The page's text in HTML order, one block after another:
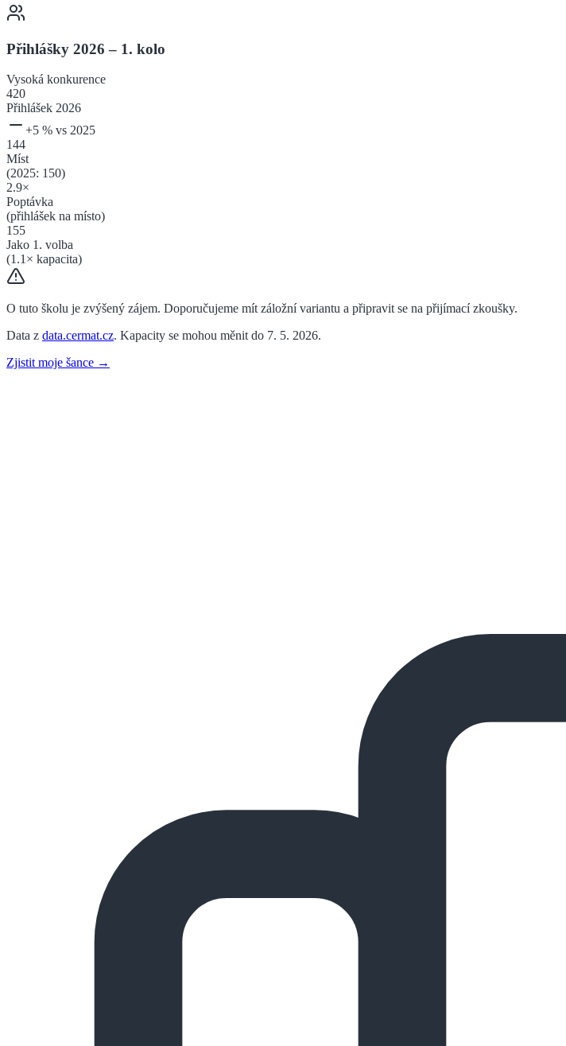
Přihlášky 2026 – 1. kolo
Vysoká konkurence
420
Přihlášek 2026
+5 % vs 2025
144
Míst
(2025: 150)
2.9×
Poptávka
(přihlášek na místo)
155
Jako 1. volba
(1.1 × kapacita)
O tuto školu je zvýšený zájem. Doporučujeme mít záložní variantu a připravit se na přijímací zkoušky.
Data z data.cermat.cz. Kapacity se mohou měnit do 7. 5. 2026.
Zjistit moje šance →